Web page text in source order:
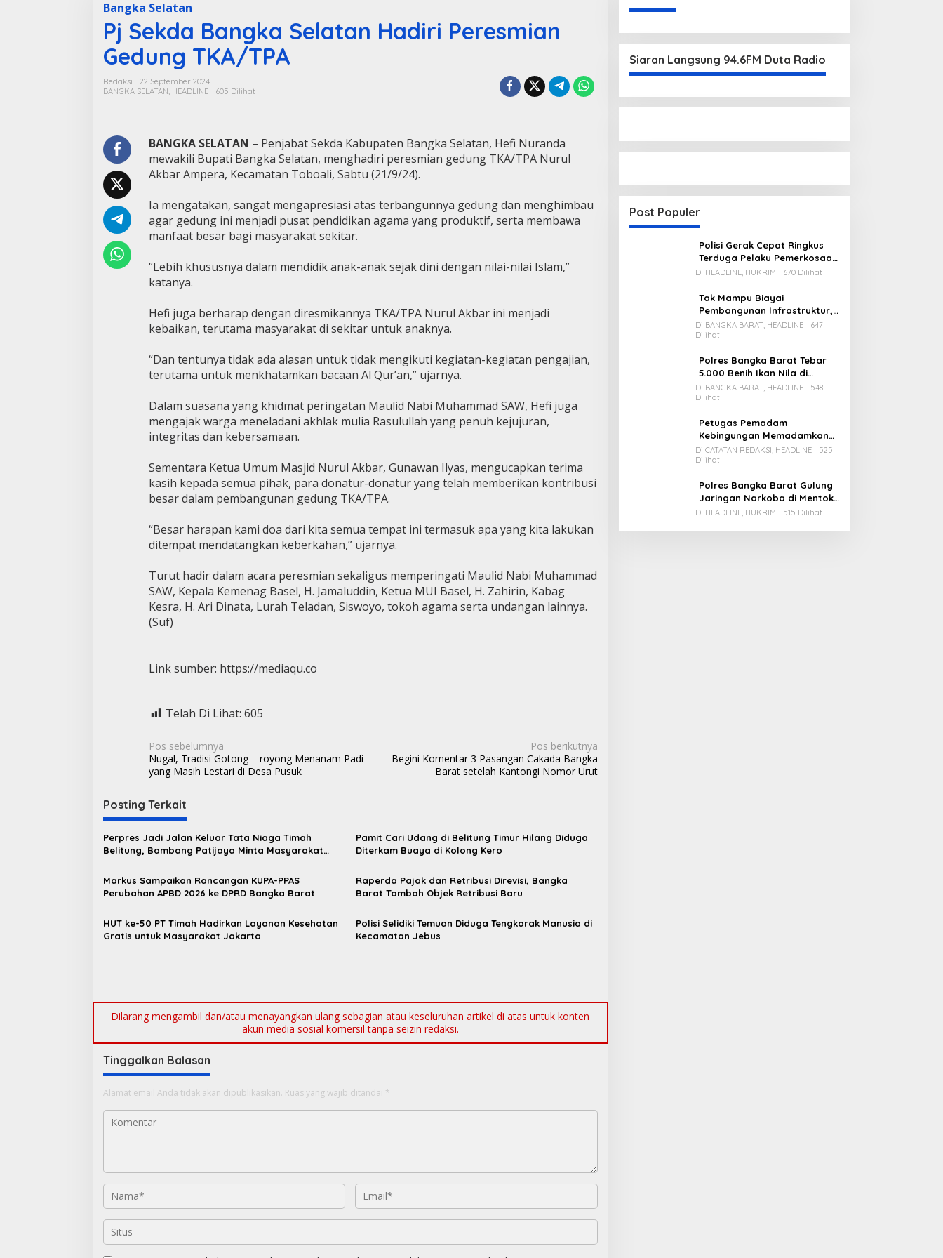
Bangka Selatan
Pj Sekda Bangka Selatan Hadiri Peresmian
Gedung TKA/TPA
Redaksi
22 September 2024
BANGKA SELATAN, HEADLINE 605 Dilihat
BANGKA SELATAN – Penjabat Sekda Kabupaten Bangka Selatan, Hefi Nuranda
mewakili Bupati Bangka Selatan, menghadiri peresmian gedung TKA/TPA Nurul
Akbar Ampera, Kecamatan Toboali, Sabtu (21/9/24).
Ia mengatakan, sangat mengapresiasi atas terbangunnya gedung dan menghimbau
agar gedung ini menjadi pusat pendidikan agama yang produktif, serta membawa
manfaat besar bagi masyarakat sekitar.
“Lebih khususnya dalam mendidik anak-anak sejak dini dengan nilai-nilai Islam,”
katanya.
Hefi juga berharap dengan diresmikannya TKA/TPA Nurul Akbar ini menjadi
kebaikan, terutama masyarakat di sekitar untuk anaknya.
“Dan tentunya tidak ada alasan untuk tidak mengikuti kegiatan-kegiatan pengajian,
terutama untuk menkhatamkan bacaan Al Qur’an,” ujarnya.
Dalam suasana yang khidmat peringatan Maulid Nabi Muhammad SAW, Hefi juga
mengajak warga meneladani akhlak mulia Rasulullah yang penuh kejujuran,
integritas dan kebersamaan.
Sementara Ketua Umum Masjid Nurul Akbar, Gunawan Ilyas, mengucapkan terima
kasih kepada semua pihak, para donatur-donatur yang telah memberikan kontribusi
besar dalam pembangunan gedung TKA/TPA.
“Besar harapan kami doa dari kita semua tempat ini termasuk apa yang kita lakukan
ditempat mendatangkan keberkahan,” ujarnya.
Turut hadir dalam acara peresmian sekaligus memperingati Maulid Nabi Muhammad
SAW, Kepala Kemenag Basel, H. Jamaluddin, Ketua MUI Basel, H. Zahirin, Kabag
Kesra, H. Ari Dinata, Lurah Teladan, Siswoyo, tokoh agama serta undangan lainnya.
(Suf)
Link sumber: https://mediaqu.co
Telah Di Lihat: 605
N
a
i
g
a
i
o
s
Pos sebelumnya
Nugal, Tradisi Gotong – royong Menanam Padi
yang Masih Lestari di Desa Pusuk
Pos berikutnya
Begini Komentar 3 Pasangan Cakada Bangka
Barat setelah Kantongi Nomor Urut
Posting Terkait
Perpres Jadi Jalan Keluar Tata Niaga Timah
Belitung, Bambang Patijaya Minta Masyarakat
Pamit Cari Udang di Belitung Timur Hilang Diduga
Diterkam Buaya di Kolong Kero
Markus Sampaikan Rancangan KUPA-PPAS
Perubahan APBD 2026 ke DPRD Bangka Barat
Raperda Pajak dan Retribusi Direvisi, Bangka
Barat Tambah Objek Retribusi Baru
HUT ke-50 PT Timah Hadirkan Layanan Kesehatan
Gratis untuk Masyarakat Jakarta
Polisi Selidiki Temuan Diduga Tengkorak Manusia di
Kecamatan Jebus
Dilarang mengambil dan/atau menayangkan ulang sebagian atau keseluruhan artikel di atas untuk konten
akun media sosial komersil tanpa seizin redaksi.
Tinggalkan Balasan
Alamat email Anda tidak akan dipublikasikan. Ruas yang wajib ditandai *
Siaran Langsung 94.6FM Duta Radio
Post Populer
Polisi Gerak Cepat Ringkus
Terduga Pelaku Pemerkosaan
di Kecamatan Mentok
Di HEADLINE, HUKRIM 670 Dilihat
Tak Mampu Biayai
Pembangunan Infrastruktur,
Pemda Babar Rencana Utang
Rp65 M
Di BANGKA BARAT, HEADLINE
647
Dilihat
Polres Bangka Barat Tebar
5.000 Benih Ikan Nila di
Bozem Kampung Iklim
Di BANGKA BARAT, HEADLINE
548
Dilihat
Petugas Pemadam
Kebingungan Memadamkan
Apinya Sendiri
Di CATATAN REDAKSI, HEADLINE
525
Dilihat
Polres Bangka Barat Gulung
Jaringan Narkoba di Mentok,
2 Pemain Besar Diamankan, 1
Di HEADLINE, HUKRIM 515 Dilihat